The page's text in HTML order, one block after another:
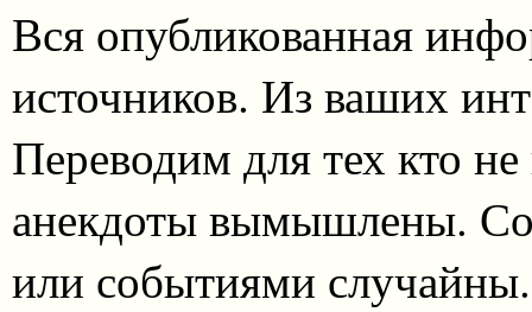
Вся опубликованная
источников. Из ваших
Переводим для тех кто
анекдоты вымышлены.
или событиями случайны.